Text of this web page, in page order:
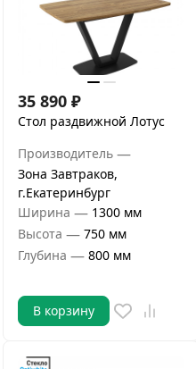
35 890 ₽
Стол раздвижной Лотус
Производитель —
Зона Завтраков,
г.Екатеринбург
Ширина — 1300 мм
Высота — 750 мм
Глубина — 800 мм
В корзину